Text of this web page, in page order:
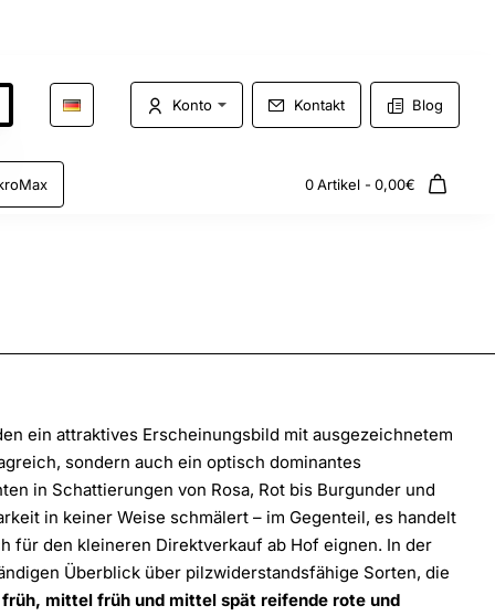
Konto Kontakt Blog
0 Artikel - 0,00€
ein attraktives Erscheinungsbild mit ausgezeichnetem
sondern auch ein optisch dominantes
in Schattierungen von Rosa, Rot bis Burgunder und
in keiner Weise schmälert – im Gegenteil, es handelt
für den kleineren Direktverkauf ab Hof eignen. In der
Überblick über pilzwiderstandsfähige Sorten, die
mittel früh und mittel spät reifende rote und